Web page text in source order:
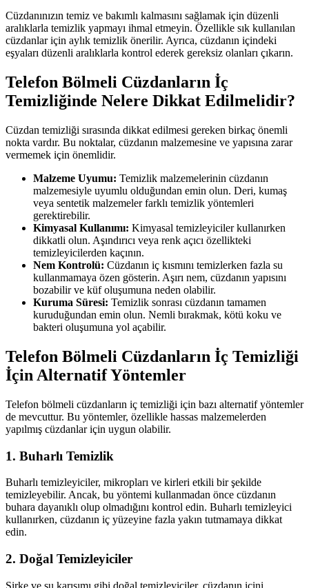
Cüzdanınızın temiz ve bakımlı kalmasını sağlamak için düzenli
aralıklarla temizlik yapmayı ihmal etmeyin. Özellikle sık kullanılan
cüzdanlar için aylık temizlik önerilir. Ayrıca, cüzdanın içindeki
eşyaları düzenli aralıklarla kontrol ederek gereksiz olanları çıkarın.
Telefon Bölmeli Cüzdanların İç
Temizliğinde Nelere Dikkat Edilmelidir?
Cüzdan temizliği sırasında dikkat edilmesi gereken birkaç önemli
nokta vardır. Bu noktalar, cüzdanın malzemesine ve yapısına zarar
vermemek için önemlidir.
Malzeme Uyumu: Temizlik malzemelerinin cüzdanın
malzemesiyle uyumlu olduğundan emin olun. Deri, kumaş
veya sentetik malzemeler farklı temizlik yöntemleri
gerektirebilir.
Kimyasal Kullanımı: Kimyasal temizleyiciler kullanırken
dikkatli olun. Aşındırıcı veya renk açıcı özellikteki
temizleyicilerden kaçının.
Nem Kontrolü: Cüzdanın iç kısmını temizlerken fazla su
kullanmamaya özen gösterin. Aşırı nem, cüzdanın yapısını
bozabilir ve küf oluşumuna neden olabilir.
Kuruma Süresi: Temizlik sonrası cüzdanın tamamen
kuruduğundan emin olun. Nemli bırakmak, kötü koku ve
bakteri oluşumuna yol açabilir.
Telefon Bölmeli Cüzdanların İç Temizliği
İçin Alternatif Yöntemler
Telefon bölmeli cüzdanların iç temizliği için bazı alternatif yöntemler
de mevcuttur. Bu yöntemler, özellikle hassas malzemelerden
yapılmış cüzdanlar için uygun olabilir.
1. Buharlı Temizlik
Buharlı temizleyiciler, mikropları ve kirleri etkili bir şekilde
temizleyebilir. Ancak, bu yöntemi kullanmadan önce cüzdanın
buhara dayanıklı olup olmadığını kontrol edin. Buharlı temizleyici
kullanırken, cüzdanın iç yüzeyine fazla yakın tutmamaya dikkat
edin.
2. Doğal Temizleyiciler
Sirke ve su karışımı gibi doğal temizleyiciler, cüzdanın içini